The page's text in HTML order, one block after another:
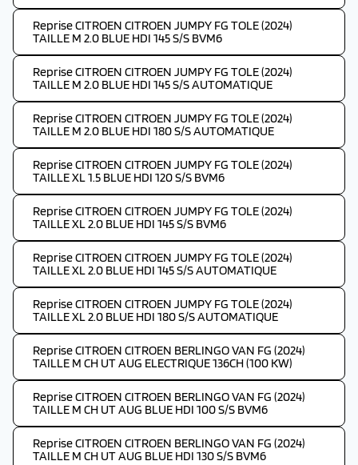
Reprise CITROEN CITROEN JUMPY FG TOLE (2024)
TAILLE M 2.0 BLUE HDI 145 S/S BVM6
Reprise CITROEN CITROEN JUMPY FG TOLE (2024)
TAILLE M 2.0 BLUE HDI 145 S/S AUTOMATIQUE
Reprise CITROEN CITROEN JUMPY FG TOLE (2024)
TAILLE M 2.0 BLUE HDI 180 S/S AUTOMATIQUE
Reprise CITROEN CITROEN JUMPY FG TOLE (2024)
TAILLE XL 1.5 BLUE HDI 120 S/S BVM6
Reprise CITROEN CITROEN JUMPY FG TOLE (2024)
TAILLE XL 2.0 BLUE HDI 145 S/S BVM6
Reprise CITROEN CITROEN JUMPY FG TOLE (2024)
TAILLE XL 2.0 BLUE HDI 145 S/S AUTOMATIQUE
Reprise CITROEN CITROEN JUMPY FG TOLE (2024)
TAILLE XL 2.0 BLUE HDI 180 S/S AUTOMATIQUE
Reprise CITROEN CITROEN BERLINGO VAN FG (2024)
TAILLE M CH UT AUG ELECTRIQUE 136CH (100 KW)
Reprise CITROEN CITROEN BERLINGO VAN FG (2024)
TAILLE M CH UT AUG BLUE HDI 100 S/S BVM6
Reprise CITROEN CITROEN BERLINGO VAN FG (2024)
TAILLE M CH UT AUG BLUE HDI 130 S/S BVM6